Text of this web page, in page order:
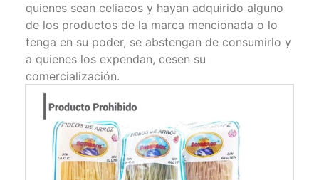
quienes sean celiacos y hayan adquirido alguno
de los productos de la marca mencionada o lo
tenga en su poder, se abstengan de consumirlo y
a quienes los expendan, cesen su
comercialización.